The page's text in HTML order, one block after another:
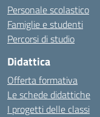
Personale scolastico
Famiglie e studenti
Percorsi di studio
Didattica
Offerta formativa
Le schede didattiche
I progetti delle classi